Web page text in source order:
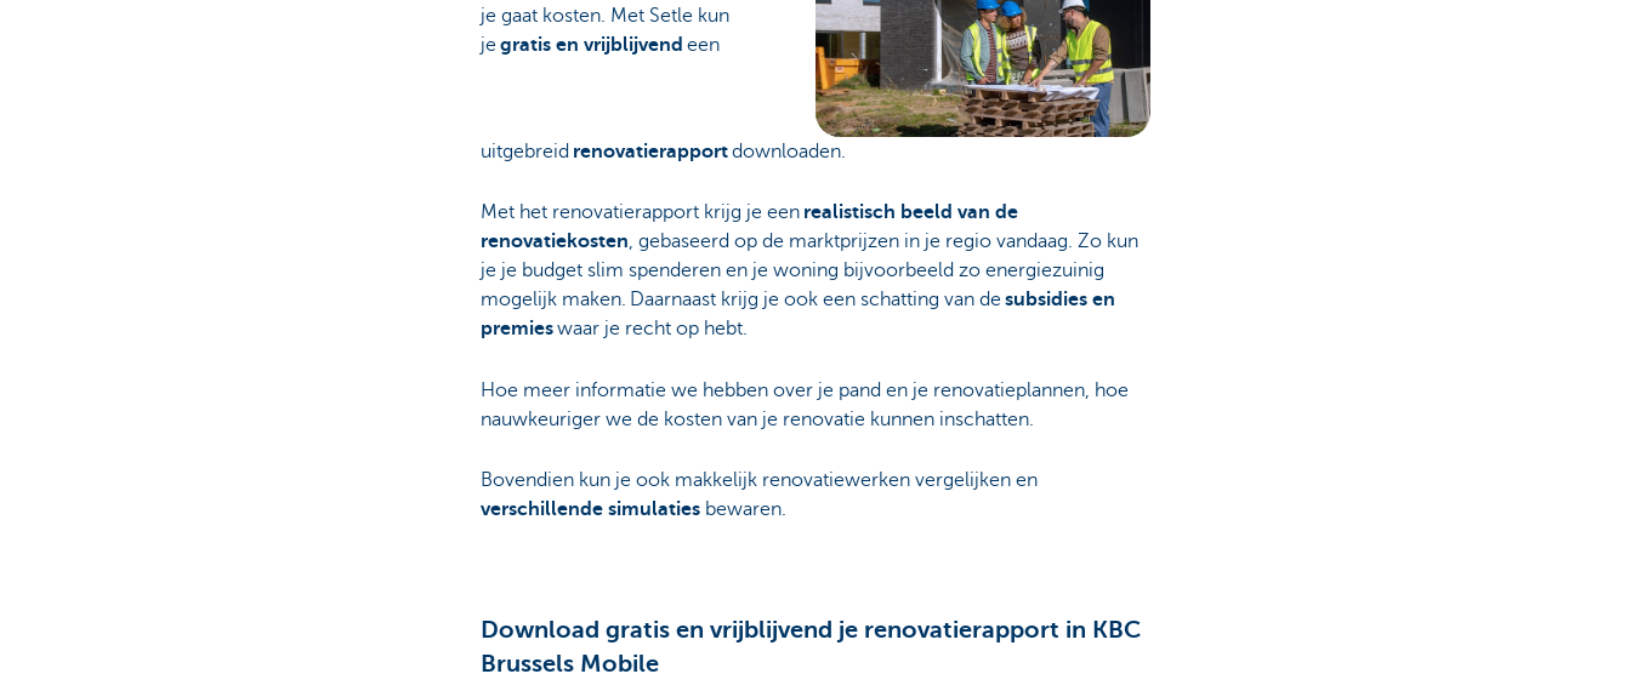
je gaat kosten. Met Setle kun
je gratis en vrijblijvend een
uitgebreid renovatierapportdownloaden.
Met het renovatierapport krijg je een realistisch beeld van de
renovatiekosten, gebaseerd op de marktprijzen in je regio vandaag. Zo kun
je je budget slim spenderen en je woning bijvoorbeeld zo energiezuinig
mogelijk maken. Daarnaast krijg je ook een schatting van de subsidies en
premieswaar je recht op hebt.
Hoe meer informatie we hebben over je pand en je renovatieplannen, hoe
nauwkeuriger we de kosten van je renovatie kunnen inschatten.
Bovendien kun je ook makkelijk renovatiewerken vergelijken en
verschillende simulatiesbewaren.
Download gratis en vrijblijvend je renovatierapport in KBC
Brussels Mobile